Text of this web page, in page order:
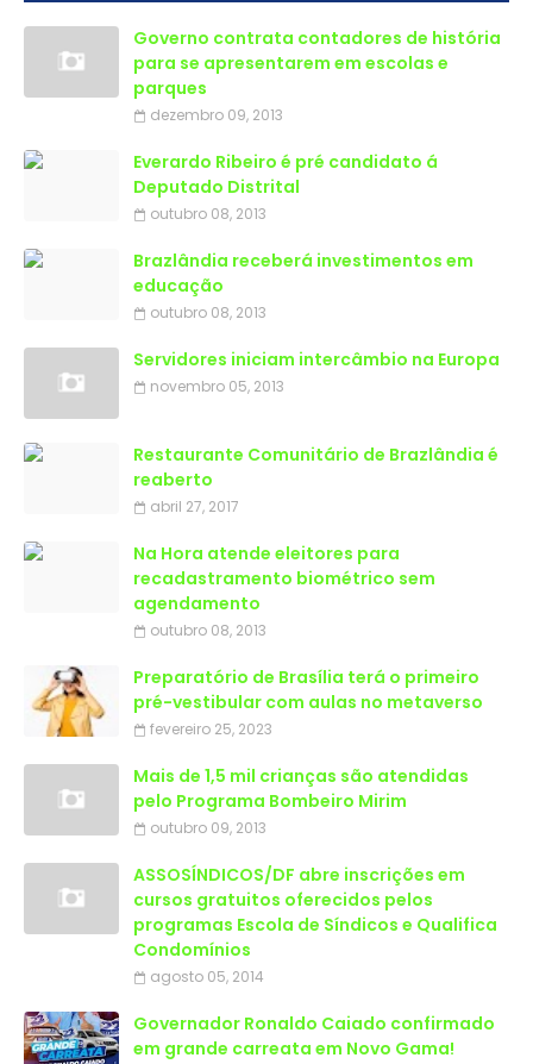
Governo contrata contadores de história
para se apresentarem em escolas e
parques
dezembro 09, 2013
Everardo Ribeiro é pré candidato á
Deputado Distrital
outubro 08, 2013
Brazlândia receberá investimentos em
educação
outubro 08, 2013
Servidores iniciam intercâmbio na Europa
novembro 05, 2013
Restaurante Comunitário de Brazlândia é
reaberto
abril 27, 2017
Na Hora atende eleitores para
recadastramento biométrico sem
agendamento
outubro 08, 2013
Preparatório de Brasília terá o primeiro
pré-vestibular com aulas no metaverso
fevereiro 25, 2023
Mais de 1,5 mil crianças são atendidas
outubro 09, 2013
ASSOSÍNDICOS/DF abre inscrições em
cursos gratuitos oferecidos pelos
programas Escola de Síndicos e Qualifica
Condomínios
agosto 05, 2014
Governador Ronaldo Caiado confirmado
em grande carreata em Novo Gama!